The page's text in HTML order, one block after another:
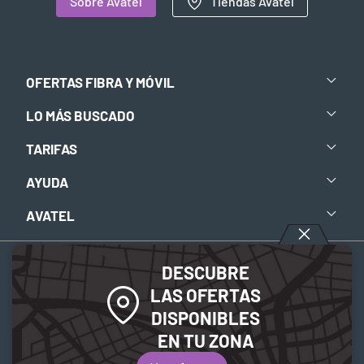
DESCUBRE
LAS OFERTAS
DISPONIBLES
EN TU ZONA
OFERTAS FIBRA Y MÓVIL
LO MÁS BUSCADO
TARIFAS
AYUDA
AVATEL
Política de privacidad-Política de Cookies
© 2026 Avatel Telecom. Todos los derechos reservados.